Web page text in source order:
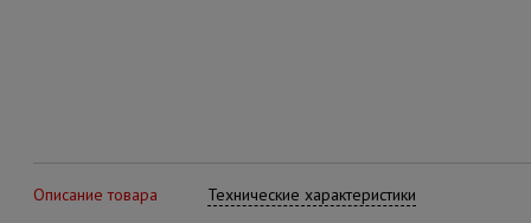
Описание товара Технические характеристики